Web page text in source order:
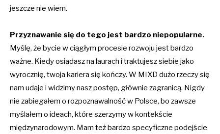
jeszcze nie wiem.
Przyznawanie się do tego jest bardzo niepopularne.
Myślę, że bycie w ciągłym procesie rozwoju jest bardzo
ważne. Kiedy osiadasz na laurach i traktujesz siebie jako
wyrocznię, twoja kariera się kończy. W MIXD dużo rzeczy się
nam udaje i widzimy nasz postęp, głównie zagranicą. Nigdy
nie zabiegałem o rozpoznawalność w Polsce, bo zawsze
myślałem o ideach, które szerzymy w kontekście
międzynarodowym. Mam też bardzo specyficzne podejście